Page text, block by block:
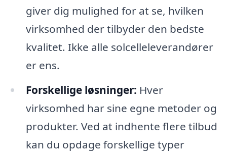
giver dig mulighed for at se, hvilken
virksomhed der tilbyder den bedste
kvalitet. Ikke alle solcelleleverandører
er ens.
Forskellige løsninger: Hver
virksomhed har sine egne metoder og
produkter. Ved at indhente flere tilbud
kan du opdage forskellige typer